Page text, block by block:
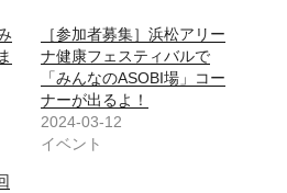
［参加者募集］浜松アリー
ナ健康フェスティバルで
「みんなのASOBI場」コー
ナーが出るよ！
2024-03-12
イベント